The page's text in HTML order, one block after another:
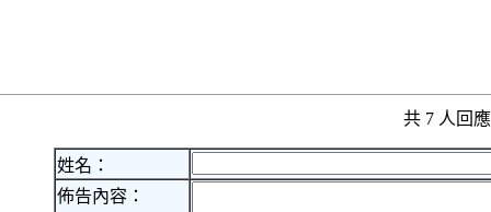
共 7 人回
姓名：
佈告內容：